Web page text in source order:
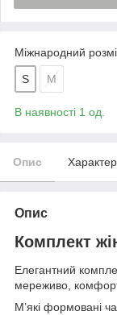
Міжнародний
S M
В наявності 1 од.
Опис
Опис
Комплект
Елегантний
мереживо,
М’які формовані